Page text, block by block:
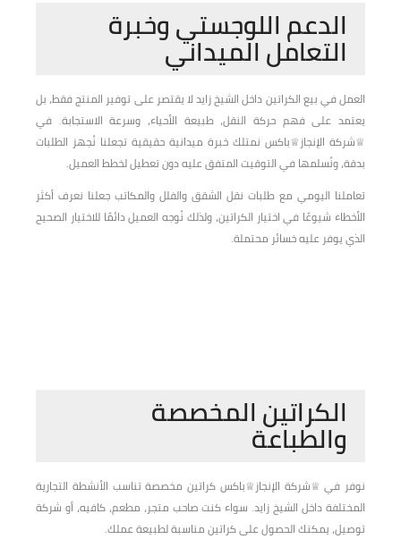
الدعم اللوجستي وخبرة
التعامل الميداني
العمل في بيع الكراتين داخل الشيخ زايد لا يقتصر على توفير المنتج فقط، بل
يعتمد على فهم حركة النقل، طبيعة الأحياء، وسرعة الاستجابة. في
♕شركة الإنجاز♕باكس نمتلك خبرة ميدانية حقيقية تجعلنا نُجهز الطلبات
بدقة، ونُسلمها في التوقيت المتفق عليه دون تعطيل لخطط العميل.
تعاملنا اليومي مع طلبات نقل الشقق والفلل والمكاتب جعلنا نعرف أكثر
الأخطاء شيوعًا في اختيار الكراتين، ولذلك نُوجه العميل دائمًا للاختيار الصحيح
الذي يوفر عليه خسائر محتملة.
الكراتين المخصصة
والطباعة
نوفر في ♕شركة الإنجاز♕باكس كراتين مخصصة تناسب الأنشطة التجارية
المختلفة داخل الشيخ زايد. سواء كنت صاحب متجر، مطعم، كافيه، أو شركة
توصيل، يمكنك الحصول على كراتين مناسبة لطبيعة عملك.